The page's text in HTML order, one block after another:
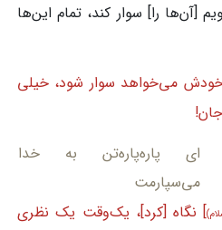
[آن‌ها را] سوار کند، تمام این‌ها
می‌خواهد سوار شود، خیلی
ای پاره‌پاره‌تن به خدا
می‌سپارمت
] نگاه [کرد]، یک‌وقت یک نظری